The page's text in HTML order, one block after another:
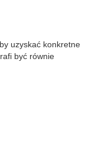
uzyskać konkretne
być równie